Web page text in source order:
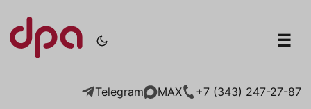
☰
Telegram MAX +7 (343) 247-27-87